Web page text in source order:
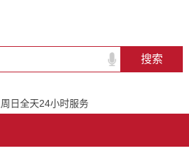
日全天24小时服务